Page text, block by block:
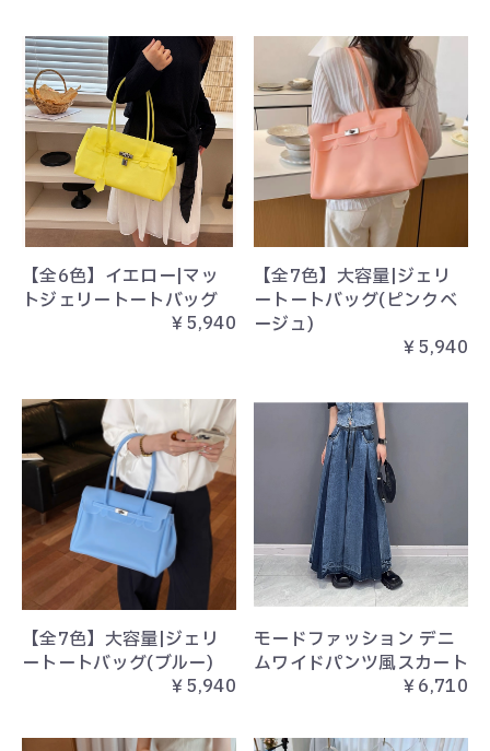
【全6色】イエロー|マッ
トジェリートートバッグ
￥5,940
【全7色】大容量|ジェリ
ートートバッグ(ピンクベ
ージュ)
￥5,940
【全7色】大容量|ジェリ
ートートバッグ(ブルー)
￥5,940
モードファッション デニ
ムワイドパンツ風スカート
￥6,710